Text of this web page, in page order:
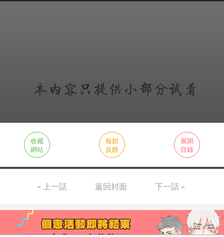
收藏
網站
報錯
反饋
展開
目錄
« 上一話 返回封面 下一話 »